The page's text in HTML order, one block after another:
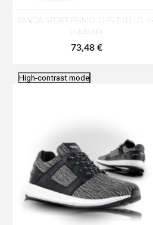
PANDA SPORT PRIMO S1PS ESD LG SR
polobotka
73,48 €
High-contrast mode